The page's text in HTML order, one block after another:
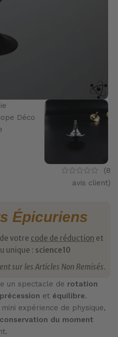
(8
avis client)
Épicuriens
votre code de réduction et
unique : science10
sur les Articles Non Remisés.
un spectacle de rotation
précession et équilibre.
expérience de physique,
conservation du moment